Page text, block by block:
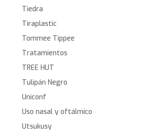
Tiedra
Tiraplastic
Tommee Tippee
Tratamientos
TREE HUT
Tulipán Negro
Uniconf
Uso nasal y oftálmico
Utsukusy